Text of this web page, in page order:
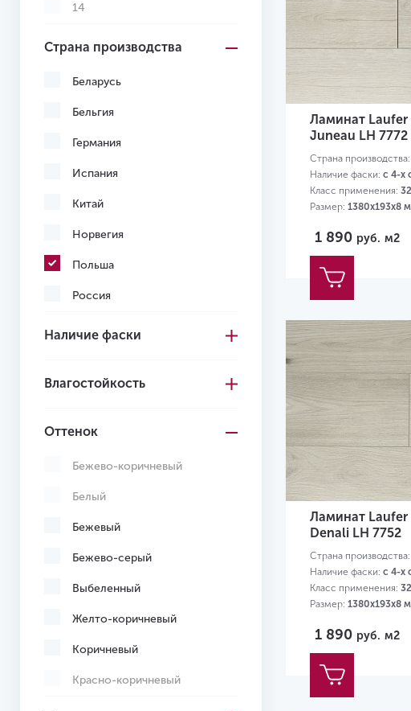
14
Страна производства
Беларусь
Бельгия
Германия
Испания
Китай
Норвегия
Польша
Россия
Швейцария
Наличие фаски
Влагостойкость
Оттенок
Бежево-коричневый
Белый
Бежевый
Бежево-серый
Выбеленный
Желто-коричневый
Коричневый
Красно-коричневый
Ламинат Laufer
Juneau LH 7772
Страна производства:
Наличие фаски: с 4-х
Класс применения:
Размер: 1380х193х8
1 890 руб. м2
Ламинат Laufer
Denali LH 7752
Страна производства:
Наличие фаски: с 4-х
Класс применения:
Размер: 1380х193х8
1 890 руб. м2